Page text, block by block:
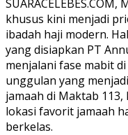
khusus kini menjadi
ibadah haji modern.
yang disiapkan PT
menjalani fase mabit
unggulan yang
jamaah di Maktab
lokasi favorit jamaah
berkelas.